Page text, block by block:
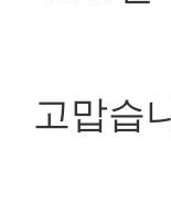
고맙습